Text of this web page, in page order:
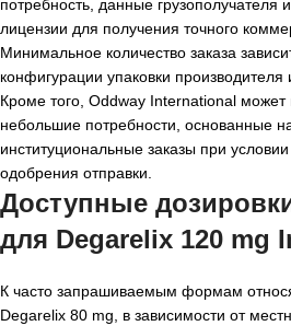
потребность, данные грузополучателя
лицензии для получения точного
Минимальное количество заказа
конфигурации упаковки производителя
Кроме того, Oddway International может
небольшие потребности, основанные
институциональные заказы при
одобрения отправки.
Доступные
для Degarelix 120 mg
К часто запрашиваемым формам
Degarelix 80 mg, в зависимости от